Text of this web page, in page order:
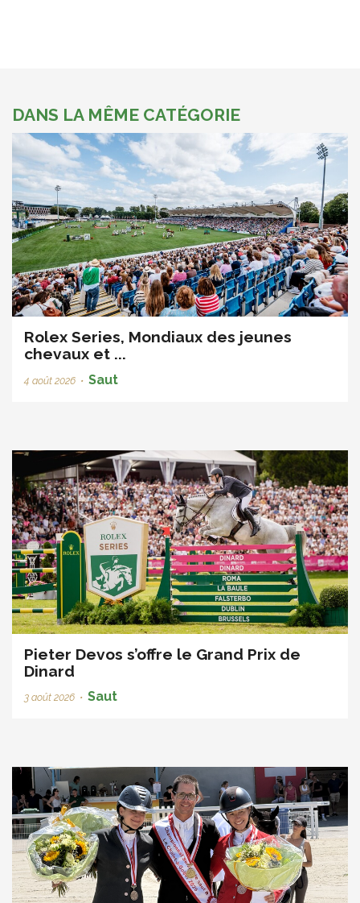
DANS LA MÊME CATÉGORIE
Rolex Series, Mondiaux des jeunes
chevaux et ...
4 août 2026 • Saut
Pieter Devos s’offre le Grand Prix de
Dinard
3 août 2026 • Saut